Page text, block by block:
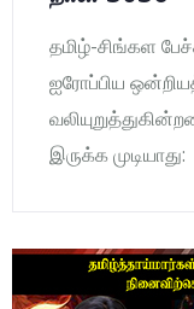
தமிழ்-சிங்கள
ஐரோப்பிய
இருக்க முடியாது: